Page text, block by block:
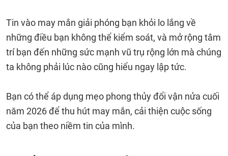
Tin vào may mắn giải phóng bạn khỏi lo lắng về
những điều bạn không thể kiểm soát, và mở rộng tâm
trí bạn đến những sức mạnh vũ trụ rộng lớn mà chúng
ta không phải lúc nào cũng hiểu ngay lập tức.
Bạn có thể áp dụng mẹo phong thủy đổi vận nửa cuối
năm 2026 để thu hút may mắn, cải thiện cuộc sống
của bạn theo niềm tin của mình.